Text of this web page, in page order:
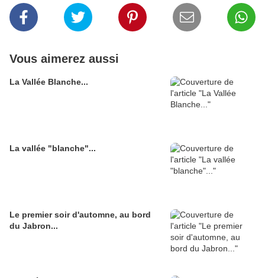
Vous aimerez aussi
La Vallée Blanche...
La vallée "blanche"...
Le premier soir d'automne, au bord
du Jabron...